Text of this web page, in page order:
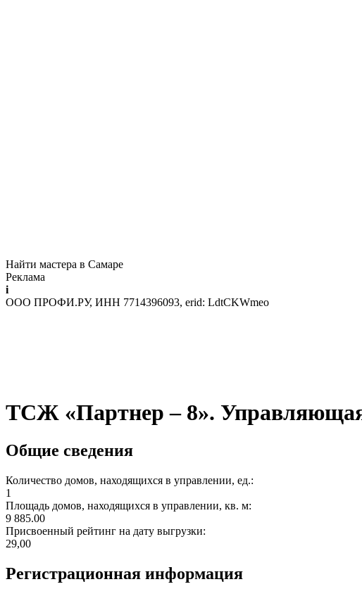
Найти мастера в Самаре
Реклама
i
ООО ПРОФИ.РУ, ИНН 7714396093, erid: LdtCKWmeo
ТСЖ «Партнер – 8».
Общие сведения
Количество домов, находящихся в управлении, ед.:
1
Площадь домов, находящихся в управлении, кв. м:
9 885.00
Присвоенный рейтинг на дату выгрузки:
29,00
Регистрационная информация